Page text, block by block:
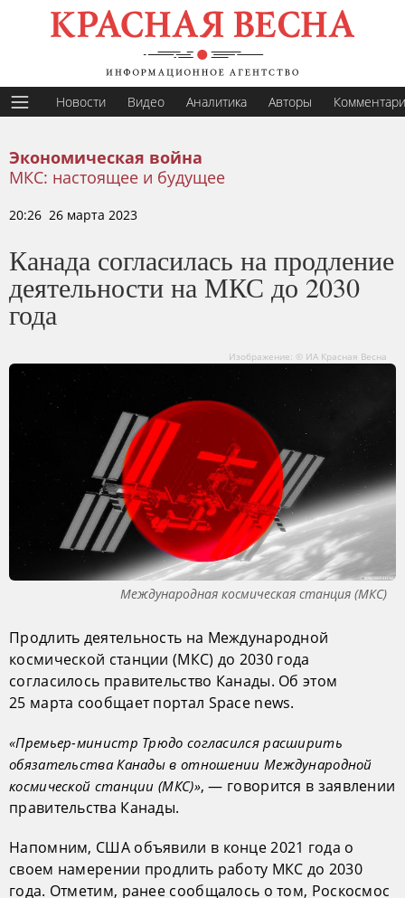
Новости Видео Аналитика Авторы
Экономическая война
МКС: настоящее и будущее
20:26 26 марта 2023
Канада согласилась на продление
деятельности на МКС до 2030
года
Изображение: © ИА Красная Весна
Международная космическая станция (МКС)
Продлить деятельность на Международной
космической станции (МКС) до 2030 года
согласилось правительство Канады. Об этом
25 марта сообщает портал Space news.
«Премьер-министр Трюдо согласился расширить
обязательства Канады в отношении Международной
космической станции (МКС)», — говорится в заявлении
правительства Канады.
Напомним, США объявили в конце 2021 года о
своем намерении продлить работу МКС до 2030
года. Отметим, ранее сообщалось о том, Роскосмос